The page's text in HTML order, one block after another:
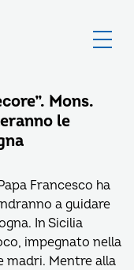
Mons.
le
Francesco ha
a guidare
In Sicilia
impegnato nella
madri. Mentre alla